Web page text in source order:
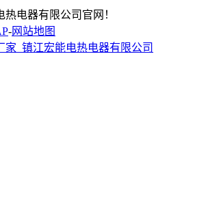
电器有限公司官网！
-网站地图
家_镇江宏能电热电器有限公司